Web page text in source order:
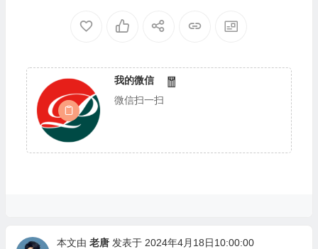
我的微信
微信扫一扫
本文由 老唐发表于 2024年4月18日10:00:00